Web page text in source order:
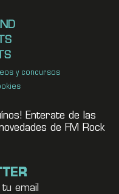
y concursos
Enterate de las
de FM Rock
tu email